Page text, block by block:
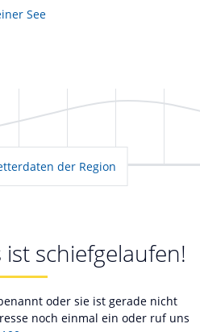
See
der Region
schiefgelaufen!
oder sie ist gerade nicht
noch einmal ein oder ruf uns